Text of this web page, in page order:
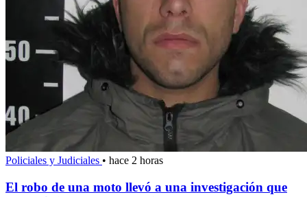
Policiales y Judiciales • hace 2 horas
El robo de una moto llevó a una investigación que